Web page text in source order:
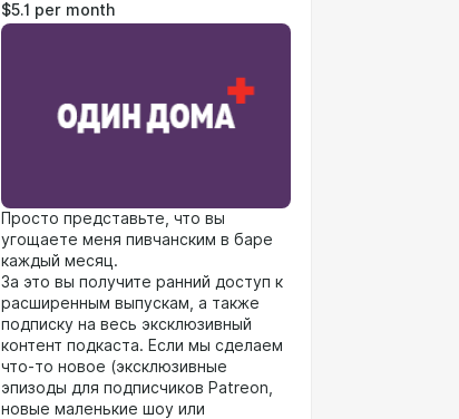
$5.1 per month
Просто представьте, что вы
угощаете меня пивчанским в баре
каждый месяц.
За это вы получите ранний доступ к
расширенным выпускам, а также
подписку на весь эксклюзивный
контент подкаста. Если мы сделаем
что-то новое (эксклюзивные
эпизоды для подписчиков Patreon,
новые маленькие шоу или